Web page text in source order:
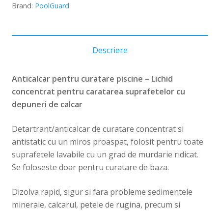
Brand: PoolGuard
Descriere
Anticalcar pentru curatare piscine – Lichid
concentrat pentru caratarea suprafetelor cu
depuneri de calcar
Detartrant/anticalcar de curatare concentrat si
antistatic cu un miros proaspat, folosit pentru toate
suprafetele lavabile cu un grad de murdarie ridicat.
Se foloseste doar pentru curatare de baza.
Dizolva rapid, sigur si fara probleme sedimentele
minerale, calcarul, petele de rugina, precum si